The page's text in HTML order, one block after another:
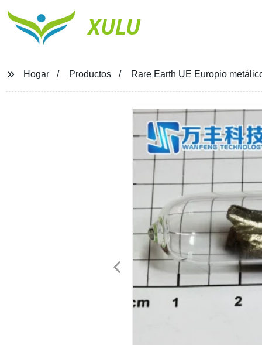
XULU
Hogar Productos Rare Earth UE Europio